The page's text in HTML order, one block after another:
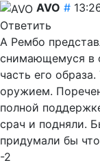
AVO #
Ответить
А Рембо
снимающемуся в
часть его
оружием.
полной
срач и подняли.
придумали бы
-2